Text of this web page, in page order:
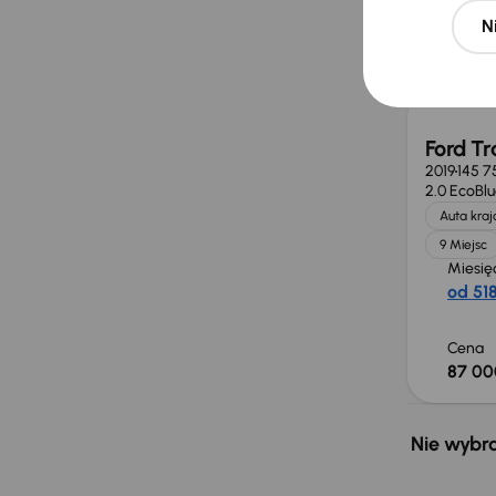
80
Ford
2019145
2.0
Auta
9 Miejsc
od
Cena
87
Nie